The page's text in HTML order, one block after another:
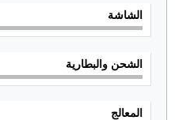
الشاشة
الشحن والبطارية
المعالج